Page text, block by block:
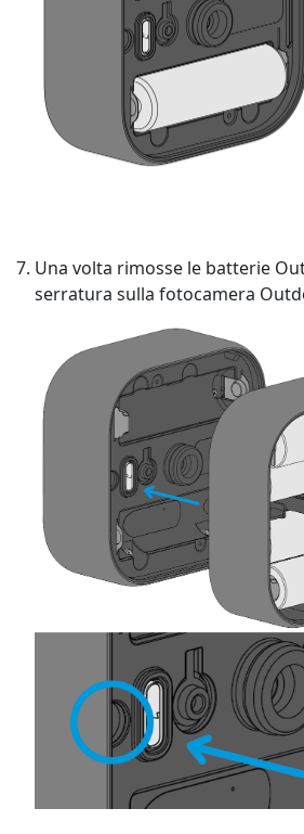
Una volta rimosse le batterie
serratura sulla fotocamera